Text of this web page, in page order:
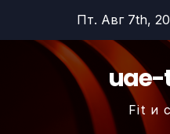
содержимому
Пт. Авг 7th,
uae-
Fit и